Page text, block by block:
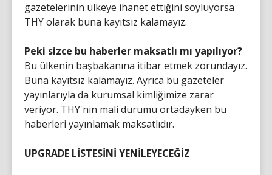
gazetelerinin ülkeye ihanet ettiğini söylüyorsa
THY olarak buna kayıtsız kalamayız.
Peki sizce bu haberler maksatlı mı yapılıyor?
Bu ülkenin başbakanına itibar etmek zorundayız.
Buna kayıtsız kalamayız. Ayrıca bu gazeteler
yayınlarıyla da kurumsal kimliğimize zarar
veriyor. THY'nin mali durumu ortadayken bu
haberleri yayınlamak maksatlıdır.
UPGRADE LİSTESİNİ YENİLEYECEĞİZ